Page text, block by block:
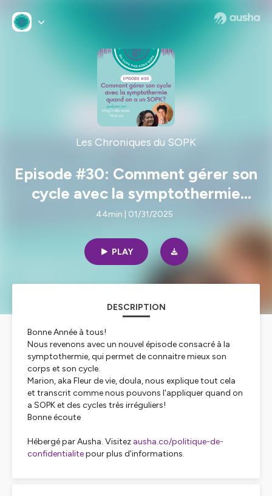
Les Chroniques du SOPK
Episode #30: Comment gérer son
cycle avec la symptothermie
quand on a un SOPK?
44min | 01/31/2025
PLAY
DESCRIPTION
Bonne Année à tous!
Nous revenons avec un nouvel épisode consacré à la
symptothermie, qui permet de connaitre mieux son
corps et son cycle.
Marion, aka Fleur de vie, doula, nous explique tout cela
et transcrit comme nous pouvons l'appliquer quand on
a SOPK et des cycles très irréguliers!
Bonne écoute
Hébergé par Ausha. Visitez ausha.co/politique-de-
confidentialitepour plus d'informations.